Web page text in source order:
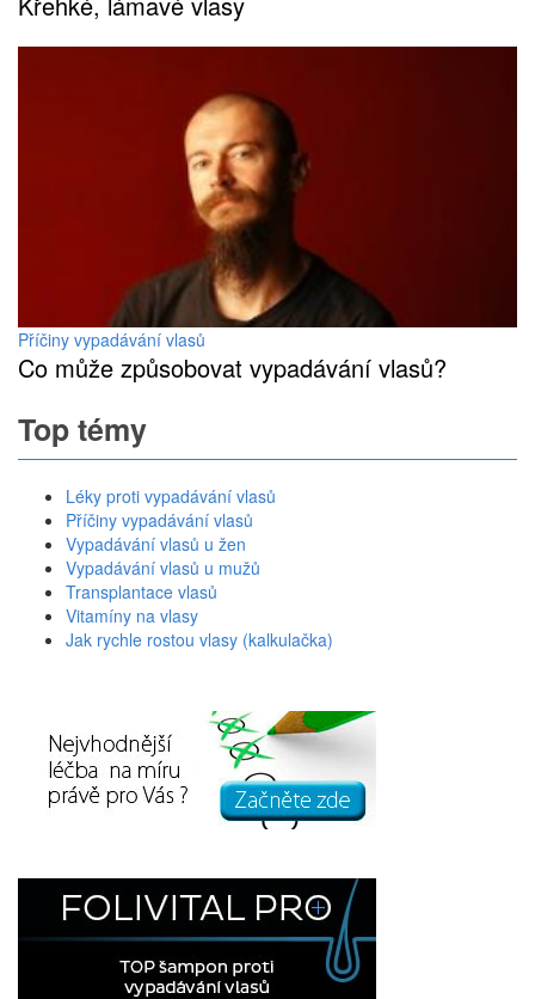
Příčiny vypadávání vlasů
Co může způsobovat vypadávání vlasů?
Top témy
Léky proti vypadávání vlasů
Příčiny vypadávání vlasů
Vypadávání vlasů u žen
Vypadávání vlasů u mužů
Transplantace vlasů
Vitamíny na vlasy
Jak rychle rostou vlasy (kalkulačka)